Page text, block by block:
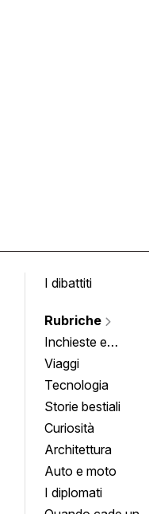
I dibattiti
Rubriche
Inchieste e
approfondimenti
Viaggi
Tecnologia
Storie bestiali
Curiosità
Architettura
Auto e moto
I diplomati